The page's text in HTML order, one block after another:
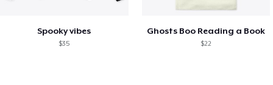
Spooky vibes
$35
Ghosts Boo Reading a Book
$22